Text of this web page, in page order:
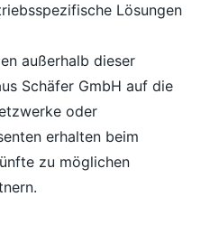
Lösungen
außerhalb dieser
Schäfer GmbH auf die
oder
erhalten beim
zu möglichen